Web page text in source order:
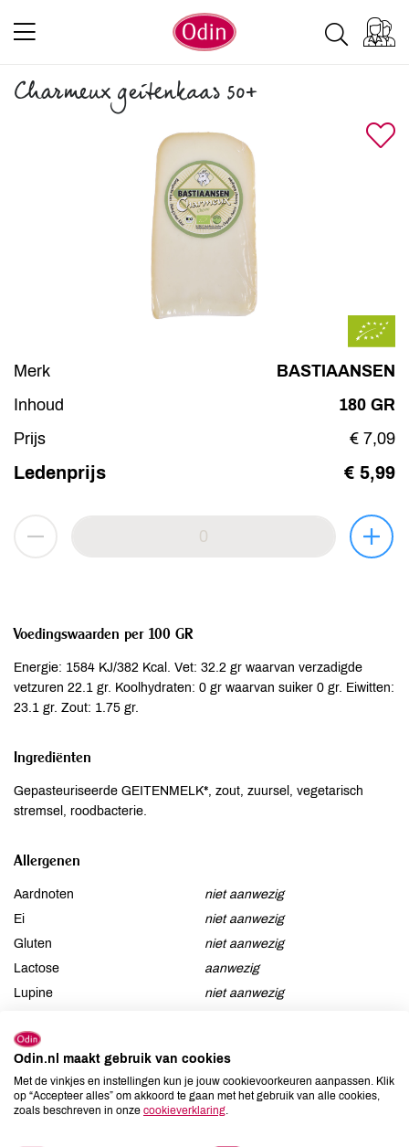
Charmeux geitenkaas 50+
Merk
BASTIAANSEN
Inhoud
180 GR
Prijs
€ 7,09
Ledenprijs € 5,99
Voedingswaarden per 100 GR
Energie: 1584 KJ/382 Kcal. Vet: 32.2 gr waarvan verzadigde
vetzuren 22.1 gr. Koolhydraten: 0 gr waarvan suiker 0 gr. Eiwitten:
23.1 gr. Zout: 1.75 gr.
Ingrediënten
Gepasteuriseerde GEITENMELK*, zout, zuursel, vegetarisch
stremsel, roodbacterie.
Allergenen
Aardnoten
niet aanwezig
Ei
niet aanwezig
Gluten
niet aanwezig
Lactose
aanwezig
Lupine
niet aanwezig
Noten
Schaaldieren
niet aanwezig
Selderij
niet aanwezig
Sesam
niet aanwezig
Odin.nl maakt gebruik van cookies
Met de vinkjes en instellingen kun je jouw cookievoorkeuren aanpassen. Klik
op “Accepteer alles” om akkoord te gaan met het gebruik van alle cookies,
zoals beschreven in onze cookieverklaring